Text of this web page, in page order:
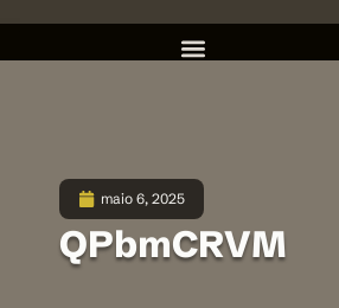
maio 6, 2025
QPbmCRVM